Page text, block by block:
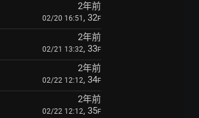
2年前
02/20 16:51 , 32F
2年前
02/21 13:32, 33F
2年前
02/22 12:12, 34F
2年前
02/22 12:12, 35F